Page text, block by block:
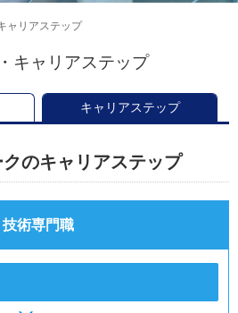
ャリアステップ
キャリアステップ
キャリアステップ
のキャリアステップ
技術専門職